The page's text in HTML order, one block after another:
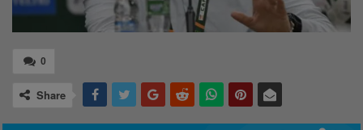
0
Share